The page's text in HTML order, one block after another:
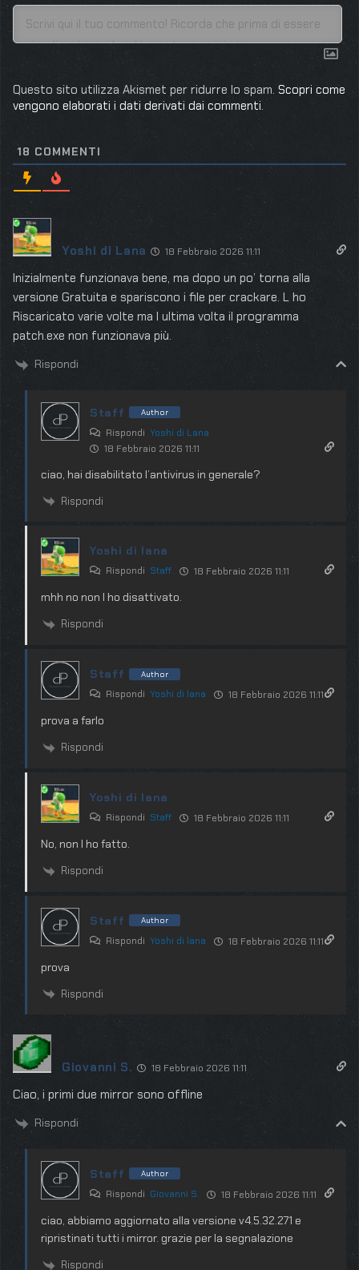
Questo sito utilizza Akismet per ridurre lo spam. Scopri come
vengono elaborati i dati derivati dai commenti.
18 COMMENTI
Yoshi di Lana 18 Febbraio 2026 11:11
Inizialmente funzionava bene, ma dopo un po’ torna alla
versione Gratuita e spariscono i file per crackare. L ho
Riscaricato varie volte ma l ultima volta il programma
patch.exe non funzionava più.
Rispondi
Staff Author
Rispondi Yoshi di Lana
18 Febbraio 2026 11:11
ciao, hai disabilitato l’antivirus in generale?
Rispondi
Yoshi di lana
Rispondi Staff 18 Febbraio 2026 11:11
mhh no non l ho disattivato.
Rispondi
Staff Author
Rispondi Yoshi di lana 18 Febbraio 2026 11:11
prova a farlo
Rispondi
Yoshi di lana
Rispondi Staff 18 Febbraio 2026 11:11
No, non l ho fatto.
Rispondi
Staff Author
Rispondi Yoshi di lana 18 Febbraio 2026 11:11
prova
Rispondi
Giovanni S. 18 Febbraio 2026 11:11
Ciao, i primi due mirror sono offline
Rispondi
Staff Author
Rispondi Giovanni S. 18 Febbraio 2026 11:11
ciao, abbiamo aggiornato alla versione v4.5.32.271 e
ripristinati tutti i mirror. grazie per la segnalazione
Rispondi